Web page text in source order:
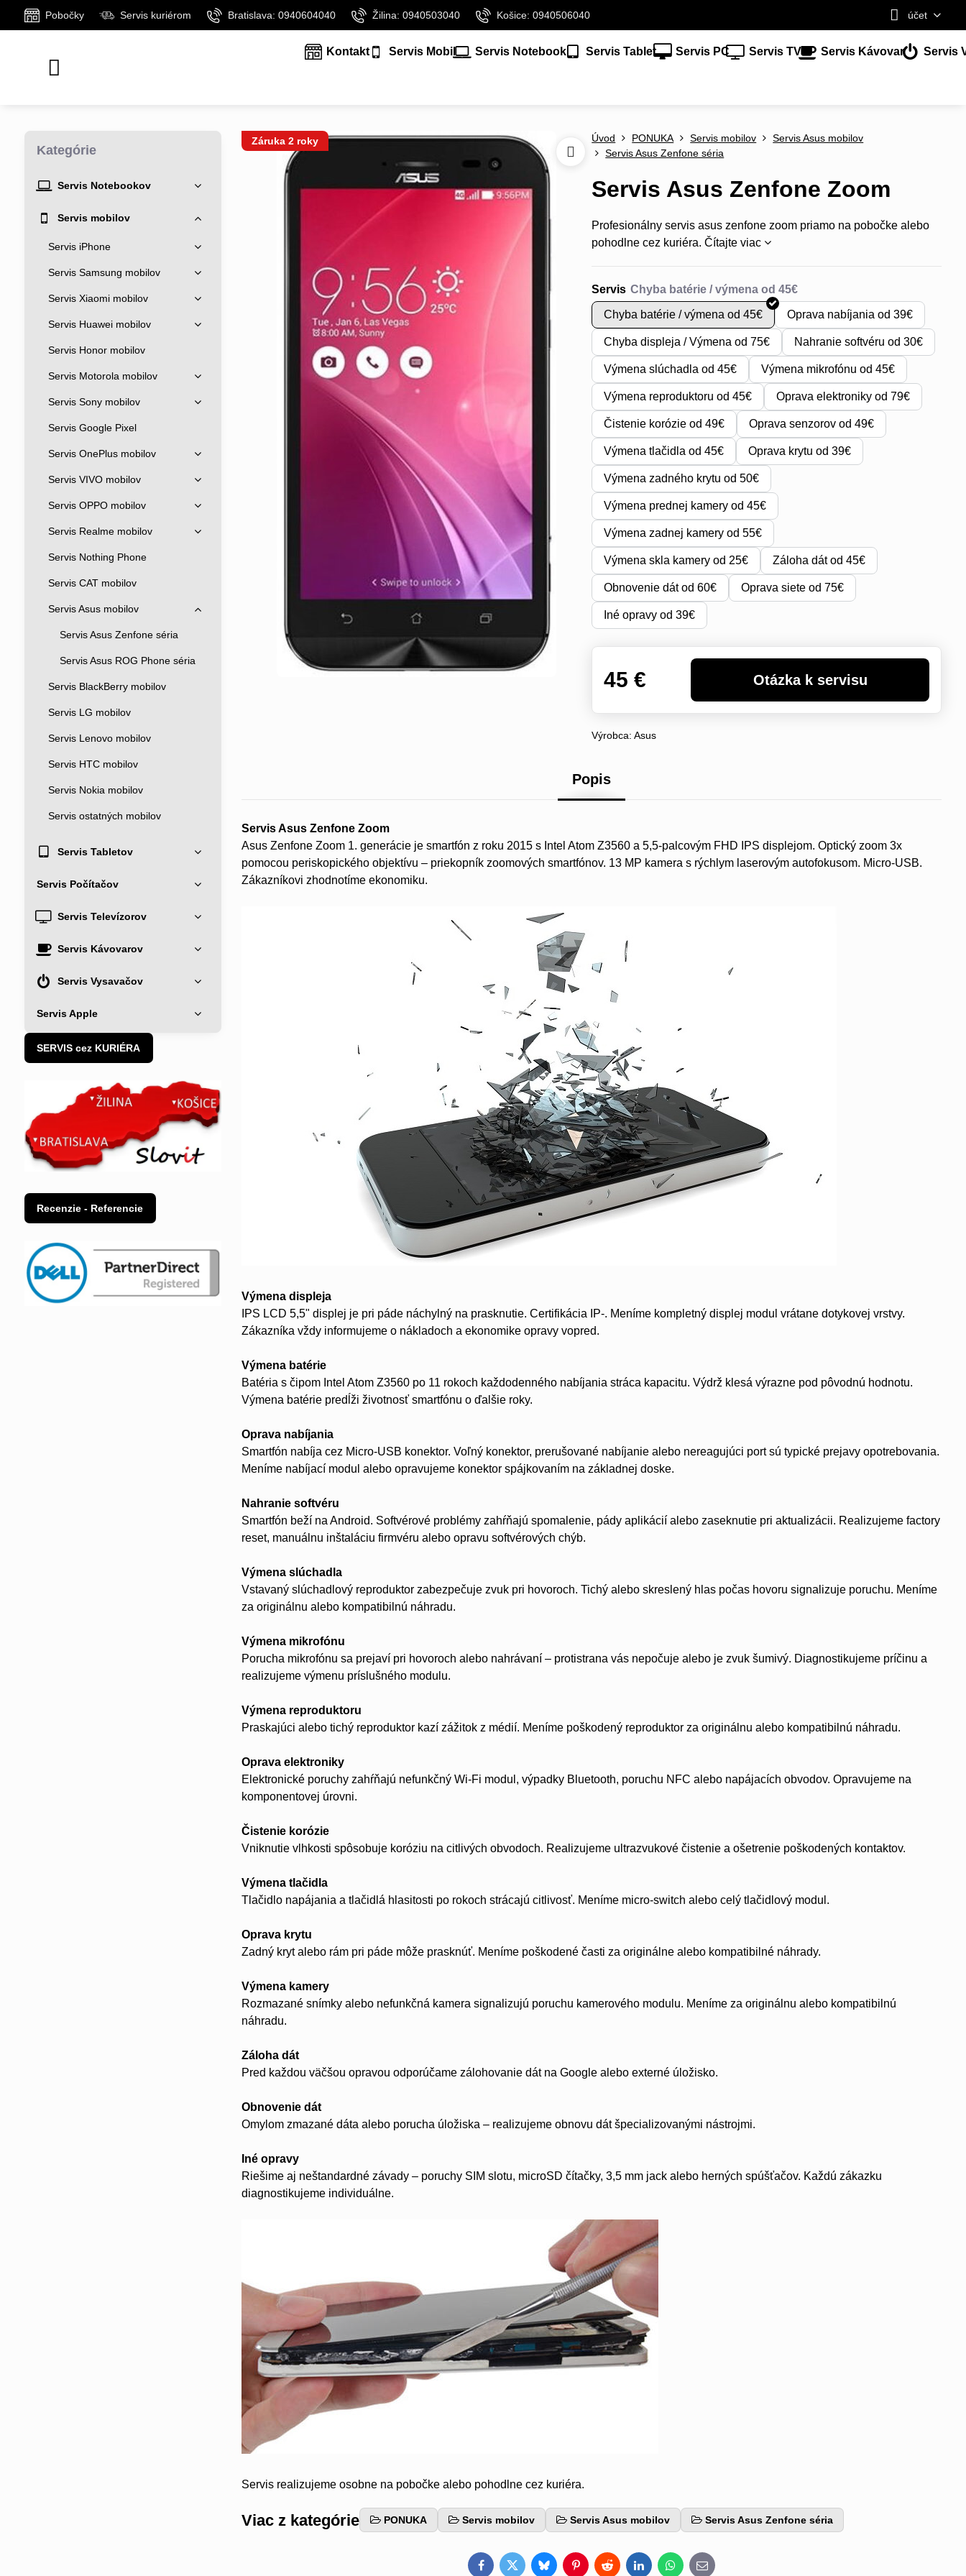
Pobočky Servis kuriérom Bratislava: 0940604040 Žilina: 0940503040 Košice: 0940506040 účet
Kontakt Servis Mobil Servis Notebook Servis Tablet Servis PC Servis TV Servis Kávovar Servis
Záruka 2 roky Úvod PONUKA Servis mobilov
Servis Asus mobilov
Servis Asus Zenfone séria
Servis Asus Zenfone Zoom
Profesionálny servis asus zenfone zoom priamo na pobočke alebo
pohodlne cez kuriéra.Čítajte viac
Servis
Chyba batérie / výmena od 45€ Oprava nabíjania od 39€
Chyba displeja / Výmena od 75€ Nahranie softvéru od 30€
Výmena slúchadla od 45€ Výmena mikrofónu od 45€
Výmena reproduktoru od 45€ Oprava elektroniky od 79€
Čistenie korózie od 49€ Oprava senzorov od 49€
Výmena tlačidla od 45€ Oprava krytu od 39€
Výmena zadného krytu od 50€
Výmena prednej kamery od 45€
Výmena zadnej kamery od 55€
Výmena skla kamery od 25€ Záloha dát od 45€
Obnovenie dát od 60€ Oprava siete od 75€
Iné opravy od 39€
45 €
Výrobca:Asus
Popis
Servis Asus Zenfone Zoom
Asus Zenfone Zoom 1. generácie je smartfón z roku 2015 s Intel Atom Z3560 a 5,5-palcovým FHD IPS displejom. Optický zoom 3x
pomocou periskopického objektívu – priekopník zoomových smartfónov. 13 MP kamera s rýchlym laserovým autofokusom. Micro-USB.
Zákazníkovi zhodnotíme ekonomiku.
Výmena displeja
IPS LCD 5,5" displej je pri páde náchylný na prasknutie. Certifikácia IP-. Meníme kompletný displej modul vrátane dotykovej vrstvy.
Zákazníka vždy informujeme o nákladoch a ekonomike opravy vopred.
Výmena batérie
Batéria s čipom Intel Atom Z3560 po 11 rokoch každodenného nabíjania stráca kapacitu. Výdrž klesá výrazne pod pôvodnú hodnotu.
Výmena batérie predĺži životnosť smartfónu o ďalšie roky.
Oprava nabíjania
Smartfón nabíja cez Micro-USB konektor. Voľný konektor, prerušované nabíjanie alebo nereagujúci port sú typické prejavy opotrebovania.
Meníme nabíjací modul alebo opravujeme konektor spájkovaním na základnej doske.
Nahranie softvéru
Smartfón beží na Android. Softvérové problémy zahŕňajú spomalenie, pády aplikácií alebo zaseknutie pri aktualizácii. Realizujeme factory
reset, manuálnu inštaláciu firmvéru alebo opravu softvérových chýb.
Výmena slúchadla
Vstavaný slúchadlový reproduktor zabezpečuje zvuk pri hovoroch. Tichý alebo skreslený hlas počas hovoru signalizuje poruchu. Meníme
za originálnu alebo kompatibilnú náhradu.
Výmena mikrofónu
Porucha mikrofónu sa prejaví pri hovoroch alebo nahrávaní – protistrana vás nepočuje alebo je zvuk šumivý. Diagnostikujeme príčinu a
realizujeme výmenu príslušného modulu.
Výmena reproduktoru
Praskajúci alebo tichý reproduktor kazí zážitok z médií. Meníme poškodený reproduktor za originálnu alebo kompatibilnú náhradu.
Oprava elektroniky
Elektronické poruchy zahŕňajú nefunkčný Wi-Fi modul, výpadky Bluetooth, poruchu NFC alebo napájacích obvodov. Opravujeme na
komponentovej úrovni.
Čistenie korózie
Vniknutie vlhkosti spôsobuje koróziu na citlivých obvodoch. Realizujeme ultrazvukové čistenie a ošetrenie poškodených kontaktov.
Výmena tlačidla
Tlačidlo napájania a tlačidlá hlasitosti po rokoch strácajú citlivosť. Meníme micro-switch alebo celý tlačidlový modul.
Oprava krytu
Zadný kryt alebo rám pri páde môže prasknúť. Meníme poškodené časti za originálne alebo kompatibilné náhrady.
Výmena kamery
Rozmazané snímky alebo nefunkčná kamera signalizujú poruchu kamerového modulu. Meníme za originálnu alebo kompatibilnú
náhradu.
Záloha dát
Pred každou väčšou opravou odporúčame zálohovanie dát na Google alebo externé úložisko.
Obnovenie dát
Omylom zmazané dáta alebo porucha úložiska – realizujeme obnovu dát špecializovanými nástrojmi.
Iné opravy
Riešime aj neštandardné závady – poruchy SIM slotu, microSD čítačky, 3,5 mm jack alebo herných spúšťačov. Každú zákazku
diagnostikujeme individuálne.
Servis realizujeme osobne na pobočke alebo pohodlne cez kuriéra.
Viac z kategórie PONUKA Servis mobilov Servis Asus mobilov Servis Asus Zenfone séria
FacebookTwitterBlueskyPinterestRedditLinkedInWhatsApp
E-
Kategórie
Servis Notebookov
Servis mobilov
Servis iPhone
Servis Samsung mobilov
Servis Xiaomi mobilov
Servis Huawei mobilov
Servis Honor mobilov
Servis Motorola mobilov
Servis Sony mobilov
Servis Google Pixel
Servis OnePlus mobilov
Servis VIVO mobilov
Servis OPPO mobilov
Servis Realme mobilov
Servis Nothing Phone
Servis CAT mobilov
Servis Asus mobilov
Servis Asus Zenfone séria
Servis Asus ROG Phone séria
Servis BlackBerry mobilov
Servis LG mobilov
Servis Lenovo mobilov
Servis HTC mobilov
Servis Nokia mobilov
Servis ostatných mobilov
Servis Tabletov
Servis Počítačov
Servis Televízorov
Servis Kávovarov
Servis Vysavačov
Servis Apple
SERVIS cez KURIÉRA
Recenzie - Referencie